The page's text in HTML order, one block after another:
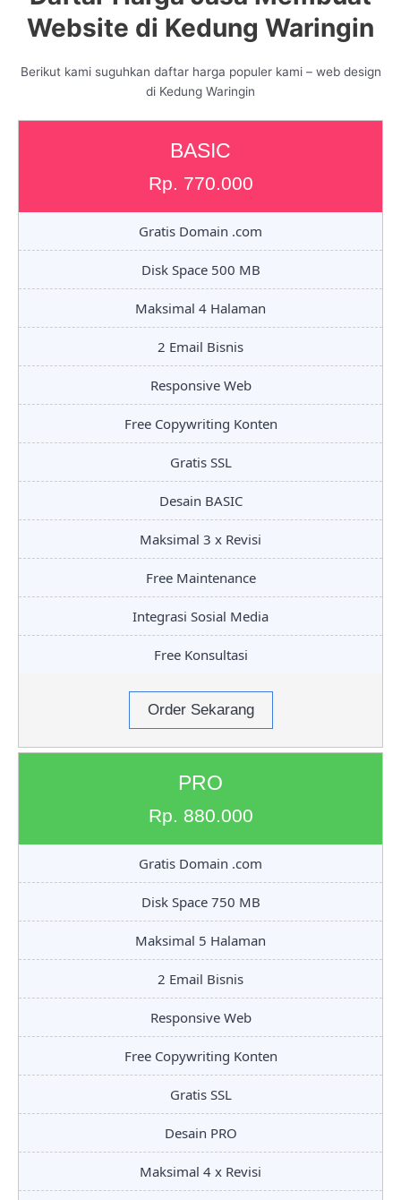
Website di Kedung Waringin
Berikut kami suguhkan daftar harga populer kami – web design
di Kedung Waringin
BASIC
Rp. 770.000
Gratis Domain .com
Disk Space 500 MB
Maksimal 4 Halaman
2 Email Bisnis
Responsive Web
Free Copywriting Konten
Gratis SSL
Desain BASIC
Maksimal 3 x Revisi
Free Maintenance
Integrasi Sosial Media
Free Konsultasi
Order Sekarang
PRO
Rp. 880.000
Gratis Domain .com
Disk Space 750 MB
Maksimal 5 Halaman
2 Email Bisnis
Responsive Web
Free Copywriting Konten
Gratis SSL
Desain PRO
Maksimal 4 x Revisi